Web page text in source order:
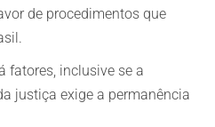
de procedimentos que
fatores, inclusive se a
justiça exige a permanência